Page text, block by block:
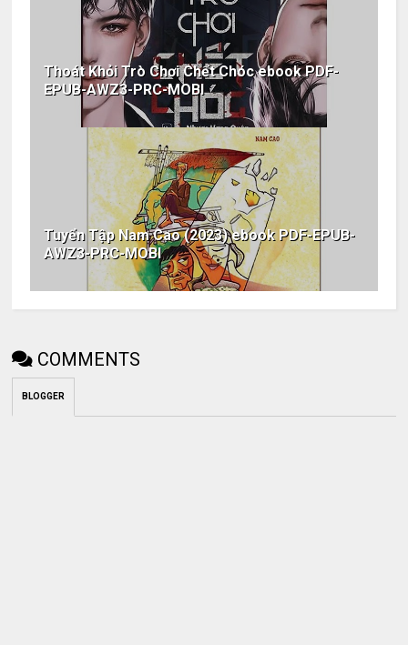
Thoát Khỏi Trò Chơi Chết Chóc ebook PDF-
EPUB-AWZ3-PRC-MOBI
Tuyển Tập Nam Cao (2023) ebook PDF-EPUB-
AWZ3-PRC-MOBI
COMMENTS
BLOGGER